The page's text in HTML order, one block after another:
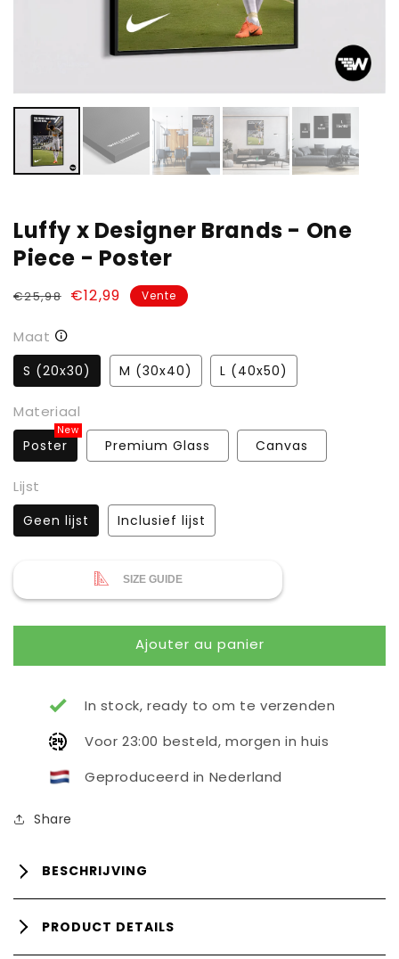
vue
la
galerie
Luffy x Designer Brands - One
Piece - Poster
Prix
€25,98 Prix
€12,99 Vente
Maat
S (20x30) M (30x40) L (40x50)
Materiaal
New
Poster Premium Glass Canvas
Lijst
Geen lijst Inclusief lijst
SIZE GUIDE
Ajouter au panier
In stock, ready to om te verzenden
Voor 23:00 besteld, morgen in huis
Geproduceerd in Nederland
Share
BESCHRIJVING
PRODUCT DETAILS